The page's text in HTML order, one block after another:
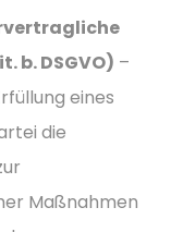
b. DSGVO) –
eines
die
Maßnahmen